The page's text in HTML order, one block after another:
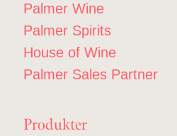
Palmer Wine
Palmer Spirits
House of Wine
Palmer Sales Partner
Produkter